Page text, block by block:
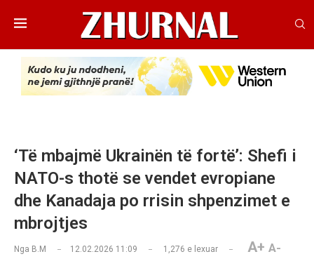
‘Të mbajmë Ukrainën të fortë’: Shefi i
NATO-s thotë se vendet evropiane
dhe Kanadaja po rrisin shpenzimet e
mbrojtjes
Nga B.M 12.02.2026 11:09 1,276 e lexuar A+ A-